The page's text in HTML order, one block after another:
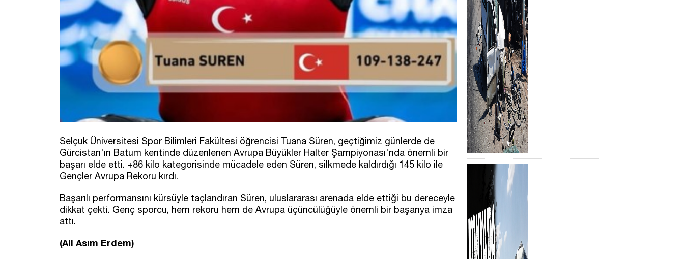
Selçuk Üniversitesi Spor Bilimleri Fakültesi öğrencisi Tuana Süren, geçtiğimiz günlerde de
Gürcistan'ın Batum kentinde düzenlenen Avrupa Büyükler Halter Şampiyonası'nda önemli bir
başarı elde etti. +86 kilo kategorisinde mücadele eden Süren, silkmede kaldırdığı 145 kilo ile
Gençler Avrupa Rekoru kırdı.
Başarılı performansını kürsüyle taçlandıran Süren, uluslararası arenada elde ettiği bu dereceyle
dikkat çekti. Genç sporcu, hem rekoru hem de Avrupa üçüncülüğüyle önemli bir başarıya imza
attı.
(Ali Asım Erdem)